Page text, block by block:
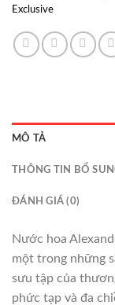
Exclusive
MÔ TẢ
THÔNG TIN BỔ
ĐÁNH GIÁ (0)
Nước hoa
một trong những
sưu tập của
phức tạp và đa